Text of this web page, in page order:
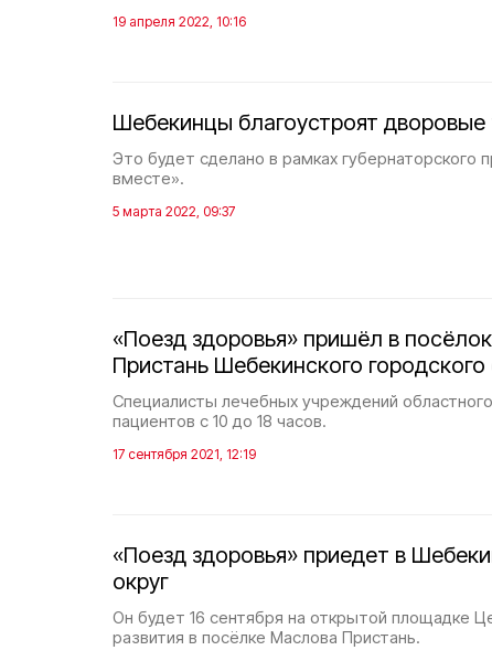
19 апреля 2022, 10:16
Шебекинцы благоустроят дворовые
Это будет сделано в рамках губернаторского
вместе».
5 марта 2022, 09:37
«Поезд здоровья» пришёл в
Пристань Шебекинского городского
Специалисты лечебных учреждений
пациентов с 10 до 18 часов.
17 сентября 2021, 12:19
«Поезд здоровья» приедет в
округ
Он будет 16 сентября на открытой площадке
развития в посёлке Маслова Пристань.